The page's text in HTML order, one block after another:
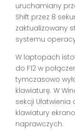
uruchamiany
Shift przez 8
zaktualizowany
systemu
W laptopach
do F12 w
tymczasowo
klawiaturę. W
sekcji
klawiatury
naprawczych.